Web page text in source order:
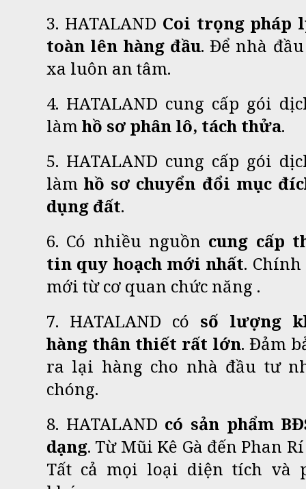
3. HATALAND Coi trọng pháp
toàn lên hàng đầu. Để nhà
xa luôn an tâm.
4. HATALAND cung cấp gói
làmhồ sơ phân lô, tách thửa.
5. HATALAND cung cấp gói
làmhồ sơ chuyển đổi mục
dụng đất.
6. Có nhiều nguồn cung cấp
tin quy hoạch mới nhất. Chính
mới từ cơ quan chức năng .
7. HATALAND có số lượng
hàng thân thiết rất lớn. Đảm
ra lại hàng cho nhà đầu tư
chóng.
8. HATALAND có sản phẩm
dạng. Từ Mũi Kê Gà đến Phan Rí
Tất cả mọi loại diện tích và